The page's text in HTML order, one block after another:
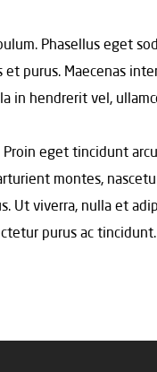
Phasellus eget
purus. Maecenas
in hendrerit vel,
eget tincidunt
montes,
Ut viverra, nulla et
purus ac tincidunt.